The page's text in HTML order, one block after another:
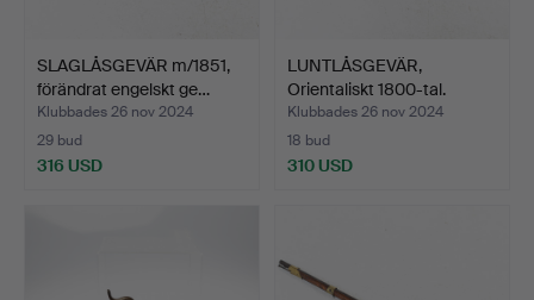
SLAGLÅSGEVÄR m/1851,
förändrat engelskt ge…
Klubbades 26 nov 2024
29 bud
316 USD
LUNTLÅSGEVÄR,
Orientaliskt 1800-tal.
Klubbades 26 nov 2024
18 bud
310 USD